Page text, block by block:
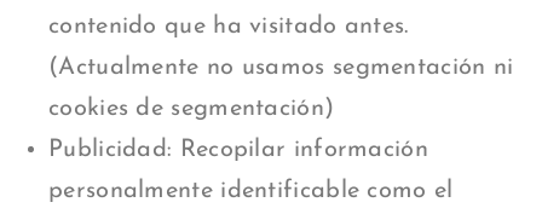
contenido que ha visitado antes.
(Actualmente no usamos segmentación ni
cookies de segmentación)
Publicidad: Recopilar información
personalmente identificable como el